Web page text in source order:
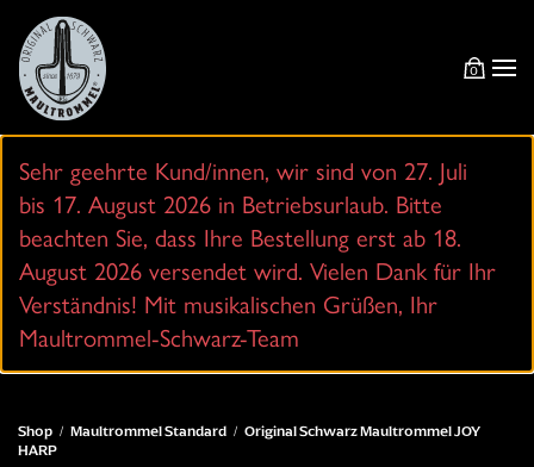
Zum
Hauptinhalt
springen
0
Sehr geehrte Kund/innen, wir sind von 27. Juli
bis 17. August 2026 in Betriebsurlaub. Bitte
beachten Sie, dass Ihre Bestellung erst ab 18.
August 2026 versendet wird. Vielen Dank für Ihr
Verständnis! Mit musikalischen Grüßen, Ihr
Maultrommel-Schwarz-Team
Shop Maultrommel Standard
Original Schwarz Maultrommel JOY
HARP